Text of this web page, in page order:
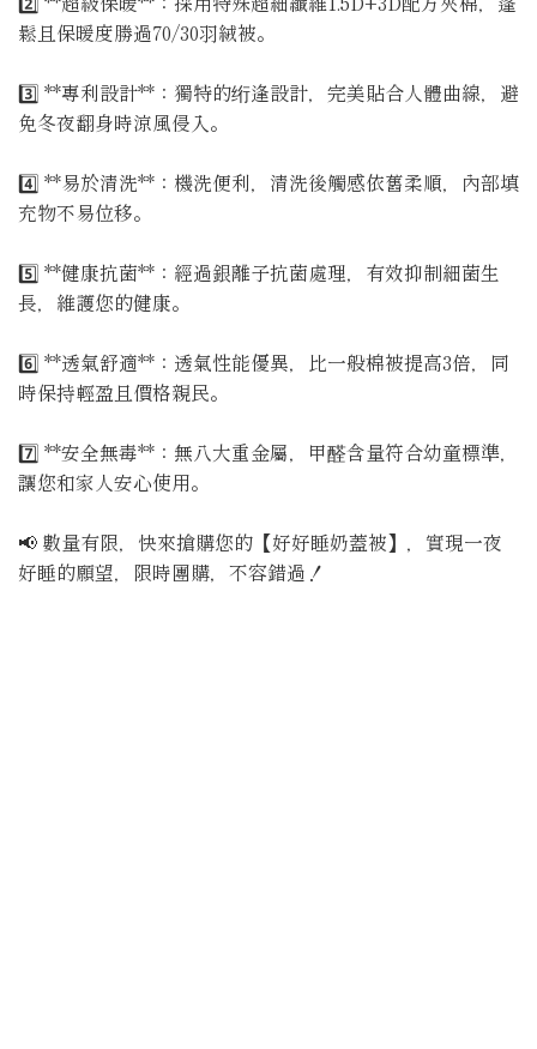
鬆且保暖度勝過70/30羽絨被。
3️⃣ **專利設計**：獨特的绗逢設計，完美貼合人體曲線，避
免冬夜翻身時涼風侵入。
4️⃣ **易於清洗**：機洗便利，清洗後觸感依舊柔順，內部填
充物不易位移。
5️⃣ **健康抗菌**：經過銀離子抗菌處理，有效抑制細菌生
長，維護您的健康。
6️⃣ **透氣舒適**：透氣性能優異，比一般棉被提高3倍，同
時保持輕盈且價格親民。
7️⃣ **安全無毒**：無八大重金屬，甲醛含量符合幼童標準，
讓您和家人安心使用。
📢 數量有限，快來搶購您的【好好睡奶蓋被】，實現一夜
好睡的願望，限時團購，不容錯過！